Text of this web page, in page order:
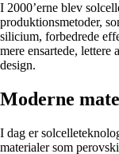
I 2000’erne blev
produktionsmetoder,
silicium, forbedrede
mere ensartede, lettere
design.
Moderne
I dag er
materialer som